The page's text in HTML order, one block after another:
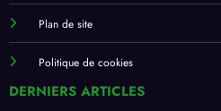
Plan de site
Politique de cookies
DERNIERS ARTICLES